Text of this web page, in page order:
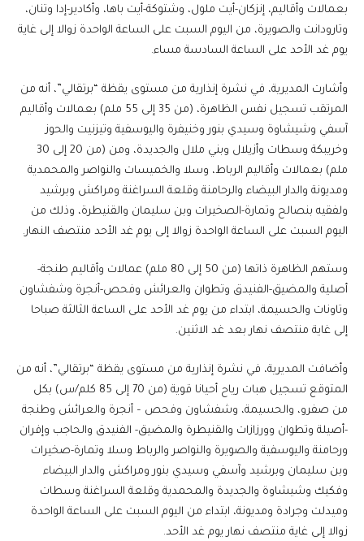
بعمالات وأقاليم، إنزكان-أيت ملول، وشتوكة-أيت باها، وأكادير-إدا وتنان،
وتارودانت والصويرة، من اليوم السبت على الساعة الواحدة زوالا إلى غاية
يوم غد الأحد على الساعة السادسة مساء.
وأشارت المديرية، في نشرة إنذارية من مستوى يقظة “برتقالي”، أنه من
المرتقب تسجيل نفس الظاهرة، (من 35 إلى 55 ملم) بعمالات وأقاليم
آسفي وشيشاوة وسيدي بنور وخنيفرة واليوسفية وتيزنيت والحوز
وخريبكة وسطات وأزيلال وبني ملال والجديدة، ومن (من 20 إلى 30
ملم) بعمالات وأقاليم الرباط، وسلا والخميسات والنواصر والمحمدية
ومديونة والدار البيضاء والرحامنة وقلعة السراغنة ومراكش وبرشيد
ولفقيه بنصالح وتمارة-الصخيرات وبن سليمان والقنيطرة، وذلك من
اليوم السبت على الساعة الواحدة زوالا إلى يوم غد الأحد منتصف النهار.
وستهم الظاهرة ذاتها (من 50 إلى 80 ملم) عمالات وأقاليم طنجة-
أصلية والمضيق-الفنيدق وتطوان والعرائش وفحص-أنجرة وشفشاون
وتاونات والحسيمة، ابتداء من يوم غد الأحد على الساعة الثالثة صباحا
إلى غاية منتصف نهار بعد غد الاثنين.
وأضافت المديرية، في نشرة إنذارية من مستوى يقظة “برتقالي”، أنه من
المتوقع تسجيل هبات رياح أحيانا قوية (من 70 إلى 85 كلم/س) بكل
من صفرو، والحسيمة، وشفشاون وفحص – أنجرة والعرائش وطنجة
-أصيلة وتطوان وورزازات والقنيطرة والمضيق- الفنيدق والحاجب وإفران
ورحامنة واليوسفية والصويرة والنواصر والرباط وسلا وتمارة-صخيرات
وبن سليمان وبرشيد وآسفي وسيدي بنور ومراكش والدار البيضاء
وفكيك وشيشاوة والجديدة والمحمدية وقلعة السراغنة وسطات
وميدلت وجرادة ومديونة، ابتداء من اليوم السبت على الساعة الواحدة
زوالا إلى غاية منتصف نهار يوم غد الأحد.